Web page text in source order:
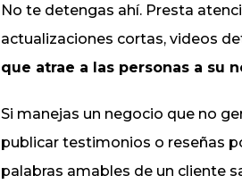
No te detengas ahí. Presta
actualizaciones cortas, videos
que atrae a las personas a su
Si manejas un negocio que no
publicar testimonios o reseñas
palabras amables de un cliente